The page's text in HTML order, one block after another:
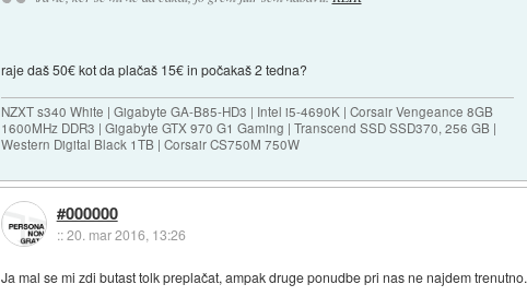
raje daš 50€ kot da plačaš 15€ in počakaš 2 tedna?
NZXT s340 White | Gigabyte GA-B85-HD3 | Intel i5-4690K | Corsair Vengeance 8GB
1600MHz DDR3 | Gigabyte GTX 970 G1 Gaming | Transcend SSD SSD370, 256 GB |
Western Digital Black 1TB | Corsair CS750M 750W
#000000
::20. mar 2016, 13:26
Ja mal se mi zdi butast tolk preplačat, ampak druge ponudbe pri nas ne najdem trenutno.